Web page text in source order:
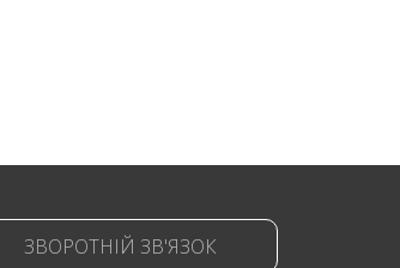
ЗВОРОТНІЙ ЗВ'ЯЗОК